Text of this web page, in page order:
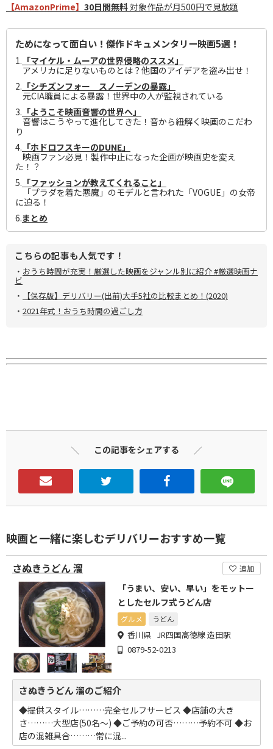
【AmazonPrime】 30日間無料対象作品が月500円で見放題
ためになって面白い！傑作ドキュメンタリー映画5選！
1. 「マイケル・ムーアの世界侵略のススメ」
アメリカに足りないものとは？他国のアイデアを盗み出せ！
2. 「シチズンフォー スノーデンの暴露」
元CIA職員による暴露！世界中の人が監視されている
3. 「ようこそ映画音響の世界へ」
音響はこうやって進化してきた！音から紐解く映画のこだわ
り
4. 「ホドロフスキーのDUNE」
映画ファン必見！製作中止になった企画が映画史を変え
た！？
5. 「ファッションが教えてくれること」
「プラダを着た悪魔」のモデルと言われた「VOGUE」の女帝
に迫る！
6.まとめ
こちらの記事も人気です！
・ おうち時間が充実！厳選した映画をジャンル別に紹介 #厳選映画ナ
ビ
・
【保存版】デリバリー(出前)大手5社の比較まとめ！(2020)
・ 2021年式！おうち時間の過ごし方
この記事をシェアする
映画と一緒に楽しむデリバリーおすすめ一覧
さぬきうどん 溜 追加
「うまい、安い、早い」をモットー
としたセルフ式うどん店
グルメ うどん
香川県 JR四国高徳線 造田駅
0879-52-0213
さぬきうどん 溜のご紹介
◆提供スタイル………完全セルフサービス ◆店舗の大き
さ………大型店(50名～) ◆ご予約の可否………予約不可 ◆お
店の混雑具合………常に混...